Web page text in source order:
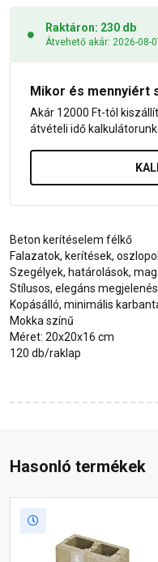
Raktáron: 230 db
Átvehető akár: 2026-08-
Mikor és mennyiért
Akár 12000 Ft-tól
átvételi idő
Beton kerítéselem félkő
Falazatok, kerítések,
Szegélyek, határolások,
Stílusos, elegáns megjelenés
Kopásálló, minimális
Mokka színű
Méret: 20x20x16 cm
120 db/raklap
Hasonló termékek